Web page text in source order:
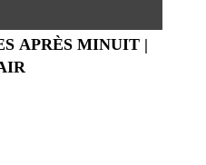
APRÈS MINUIT |